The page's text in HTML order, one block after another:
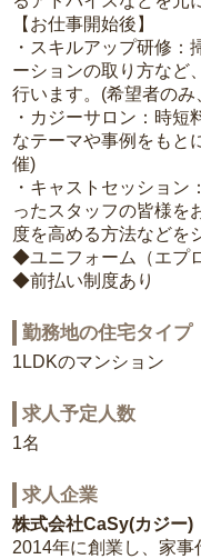
【お仕事開始後】
・スキルアップ研修
ーションの取り方など
行います。(希望者のみ
・カジーサロン：時短
なテーマや事例をもと
催)
・キャストセッショ
ったスタッフの皆様を
度を高める方法などを
◆ユニフォーム（エプ
◆前払い制度あり
勤務地の住宅タイプ
1LDKのマンション
求人予定人数
1名
求人企業
株式会社CaSy(カジー)
2014年に創業し、家